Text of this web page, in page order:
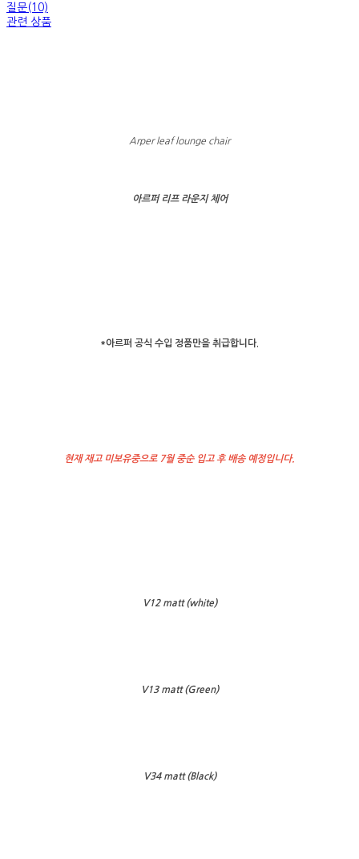
질문(10)
관련 상품
Arper leaf lounge chair
아르퍼 리프 라운지 체어
*아르퍼 공식 수입 정품만을 취급합니다.
현재 재고 미보유중으로 7월 중순 입고 후 배송 예정입니다.
V12 matt (white)
V13 matt (Green)
V34 matt (Black)